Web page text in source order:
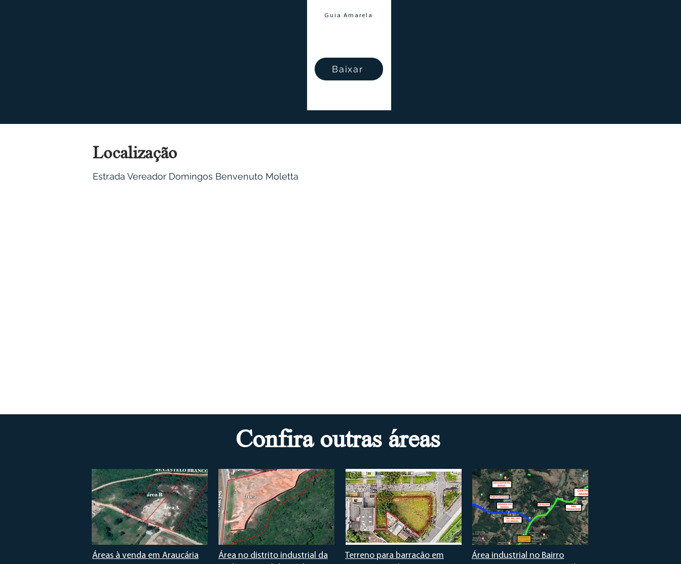
Guia Amarela
Baixar
Localização
Estr.ada Vereador Domingos Benvenuto Moletta
Confira outras áreas
Áreas à venda em Araucária
Área no distrito industrial da
Terreno para barracão em
Área industrial no Bairro